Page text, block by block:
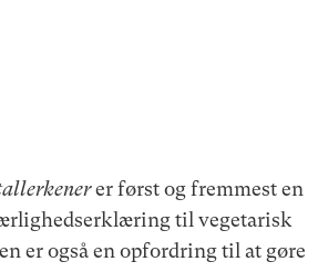
er først og fremmest en
til vegetarisk
er også en opfordring til at gøre